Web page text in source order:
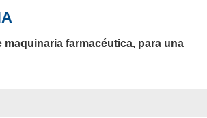
maquinaria farmacéutica, para una